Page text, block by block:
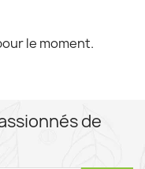
le moment.
de